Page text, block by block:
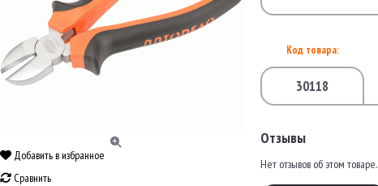
Добавить в избранное
Сравнить
Код товара:
30118
Отзывы
Нет отзывов об этом товаре.